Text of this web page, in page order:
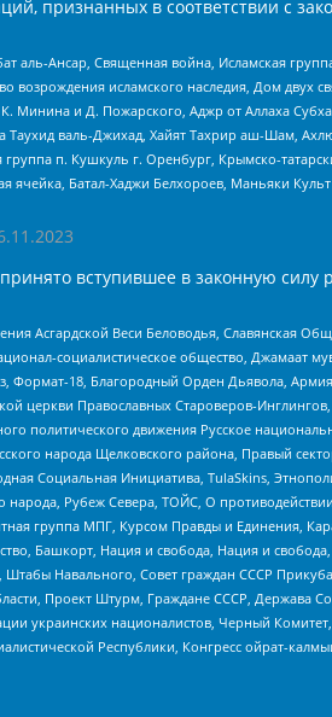
признанных в соответствии с
Ансар, Священная война, Исламская
исламского наследия, Дом двух
и Д. Пожарского, Аджр от Аллаха
валь-Джихад, Хайят Тахрир аш-Шам,
п. Кушкуль г. Оренбург, Крымско-
ячейка, Батал-Хаджи Белхороев, Маньяки
вступившее в законную силу
Асгардской Веси Беловодья, Славянская
социалистическое общество, Джамаат
Формат-18, Благородный Орден Дьявола,
церкви Православных Староверов-
политического движения Русское
народа Щелковского района, Правый
Социальная Инициатива, TulaSkins,
Рубеж Севера, ТОЙС, О противодействии
группа МПГ, Курсом Правды и Единения,
Башкорт, Нация и свобода, Нация и
Навального, Совет граждан СССР
Проект Штурм, Граждане СССР, Держава
украинских националистов, Черный Комитет,
Республики, Конгресс ойрат-